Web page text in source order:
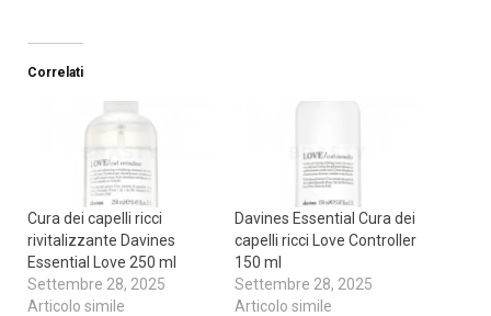
Correlati
Cura dei capelli ricci
rivitalizzante Davines
Essential Love 250 ml
Settembre 28, 2025
Articolo simile
Davines Essential Cura dei
capelli ricci Love Controller
150 ml
Settembre 28, 2025
Articolo simile